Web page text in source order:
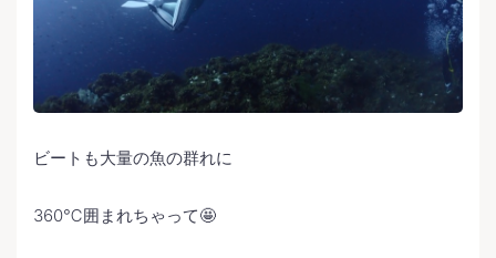
ビートも大量の魚の群れに
360℃囲まれちゃって🤩